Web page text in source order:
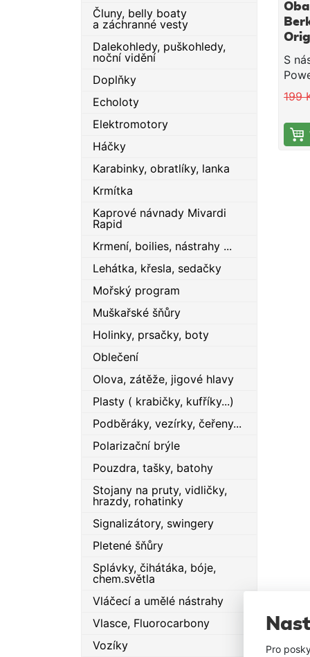
Pro
Čluny, belly boaty
a záchranné vesty
Dalekohledy, puškohledy,
noční vidění
Doplňky
Echoloty
Elektromotory
Háčky
Karabinky, obratlíky, lanka
Krmítka
Kaprové návnady Mivardi
Rapid
Krmení, boilies, nástrahy ...
Lehátka, křesla, sedačky
Mořský program
Muškařské šňůry
Holinky, prsačky, boty
Oblečení
Olova, zátěže, jigové hlavy
Plasty ( krabičky, kufříky...)
Podběráky, vezírky, čeřeny...
Polarizační brýle
Pouzdra, tašky, batohy
Stojany na pruty, vidličky,
hrazdy, rohatinky
Signalizátory, swingery
Pletené šňůry
Splávky, čihátáka, bóje,
chem.světla
Vláčecí a umělé nástrahy
Vlasce, Fluorocarbony
Vozíky
S
a
199